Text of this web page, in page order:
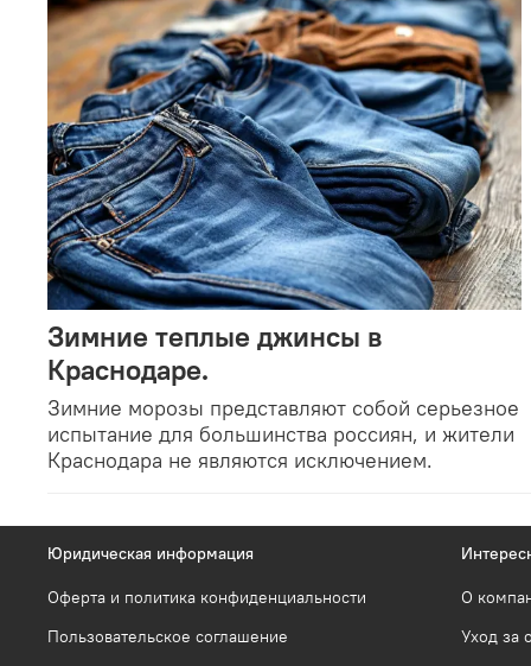
Зимние теплые джинсы в
Краснодаре.
Зимние морозы представляют собой серьезное
испытание для большинства россиян, и жители
Краснодара не являются исключением.
Юридическая информация
Оферта и политика конфиденциальности
Пользовательское соглашение
О
Уход за